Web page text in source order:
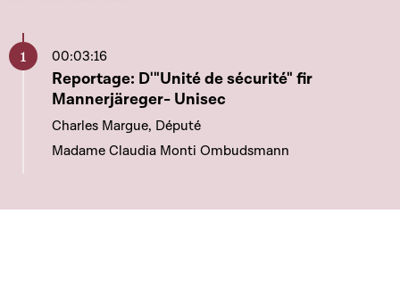
00:03:16
Aller à ce chapitre
Reportage: D'"Unité de sécurité" fir
Mannerjäreger- Unisec
Charles Margue, Député
Madame Claudia Monti Ombudsmann